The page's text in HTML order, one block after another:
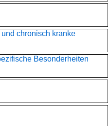
chronisch kranke
Besonderheiten